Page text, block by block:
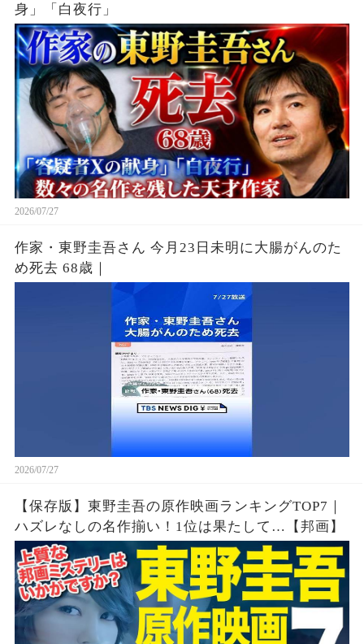
身」「白夜行」
2026/07/27
作家・東野圭吾さん 今月23日未明に大腸がんのた
め死去 68歳｜
2026/07/27
【保存版】東野圭吾の原作映画ランキングTOP7｜
ハズレなしの名作揃い！1位は果たして…【邦画】